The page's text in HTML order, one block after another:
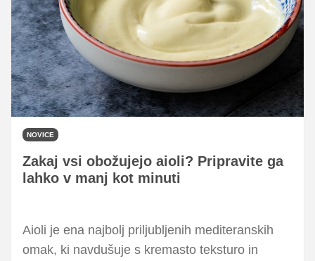
NOVICE
Zakaj vsi obožujejo aioli? Pripravite ga
lahko v manj kot minuti
Aioli je ena najbolj priljubljenih mediteranskih
omak, ki navdušuje s kremasto teksturo in